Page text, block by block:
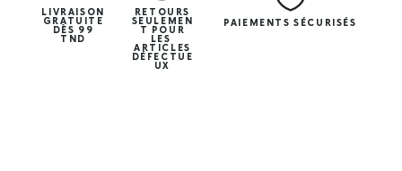
LIVRAISON
GRATUITE
DÈS 99
TND
RETOURS
SEULEMEN
T POUR
LES
ARTICLES
DÉFECTUE
UX
PAIEMENTS SÉCURISÉS